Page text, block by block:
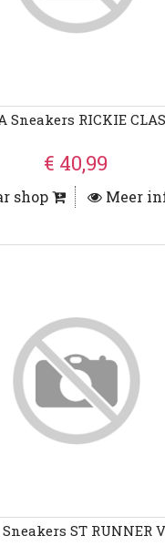
Sneakers RICKIE
€ 40,99
shop Meer
ST RUNNER